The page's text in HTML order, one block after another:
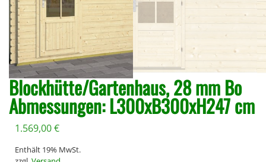
Blockhütte/Gartenhaus, 28 mm Bo
Abmessungen: L300xB300xH247 cm
1.569,00€
Enthält 19% MwSt.